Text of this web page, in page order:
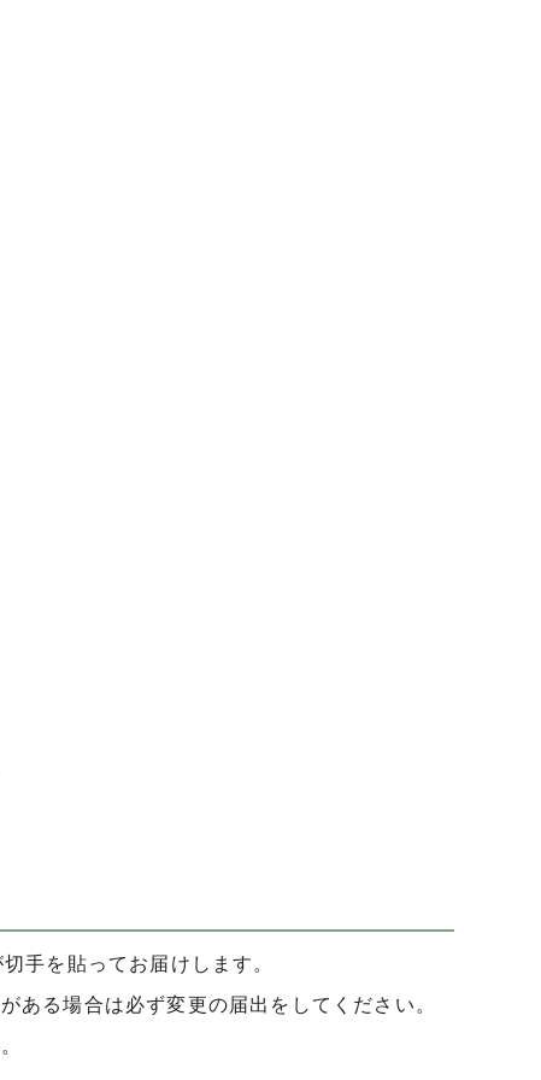
手を貼ってお届けします。
ある場合は必ず変更の届出をしてください。